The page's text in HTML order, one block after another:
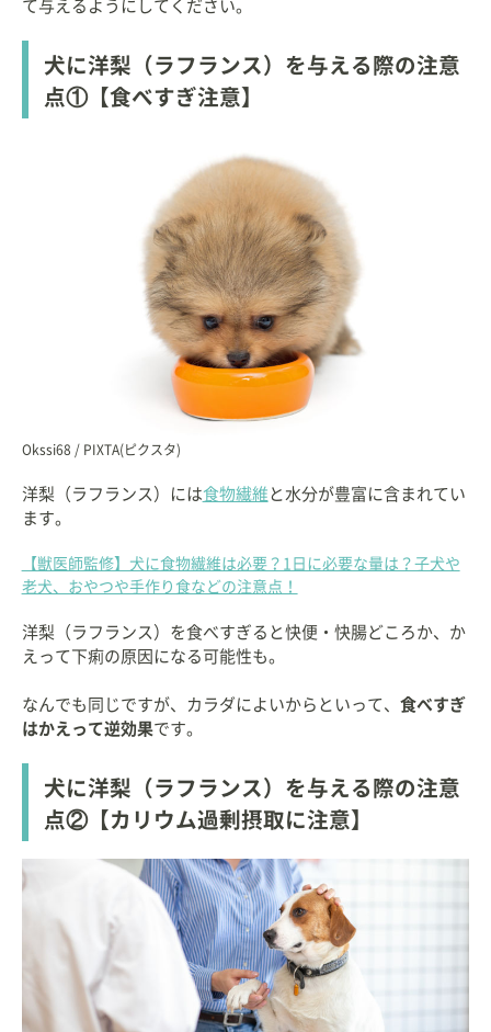
て与えるようにしてください。
犬に洋梨（ラフランス）を与える際の注意
点①【食べすぎ注意】
Okssi68 / PIXTA(ピクスタ)
洋梨（ラフランス）には食物繊維 と水分が豊富に含まれてい
ます。
【獣医師監修】犬に食物繊維は必要？1日に必要な量は？子犬や
老犬、おやつや手作り食などの注意点！
洋梨（ラフランス）を食べすぎると快便・快腸どころか、か
えって下痢の原因になる可能性も。
なんでも同じですが、カラダによいからといって、 食べすぎ
はかえって逆効果です。
犬に洋梨（ラフランス）を与える際の注意
点②【カリウム過剰摂取に注意】